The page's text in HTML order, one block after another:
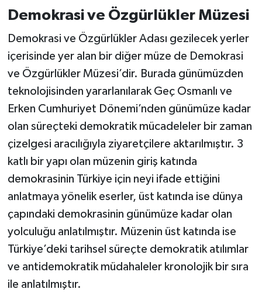
Demokrasi ve Özgürlükler Müzesi
Demokrasi ve Özgürlükler Adası gezilecek yerler
içerisinde yer alan bir diğer müze de Demokrasi
ve Özgürlükler Müzesi’dir. Burada günümüzden
teknolojisinden yararlanılarak Geç Osmanlı ve
Erken Cumhuriyet Dönemi’nden günümüze kadar
olan süreçteki demokratik mücadeleler bir zaman
çizelgesi aracılığıyla ziyaretçilere aktarılmıştır. 3
katlı bir yapı olan müzenin giriş katında
demokrasinin Türkiye için neyi ifade ettiğini
anlatmaya yönelik eserler, üst katında ise dünya
çapındaki demokrasinin günümüze kadar olan
yolculuğu anlatılmıştır. Müzenin üst katında ise
Türkiye’deki tarihsel süreçte demokratik atılımlar
ve antidemokratik müdahaleler kronolojik bir sıra
ile anlatılmıştır.
KURUMSAL